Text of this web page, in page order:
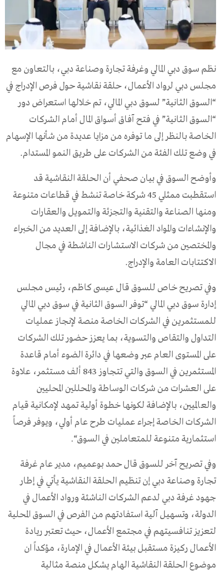
نظم سوق دبي المالي وغرفة تجارة وصناعة دبي، بالتعاون مع
مجلس دبي لرواد الأعمال، حلقة نقاشية حول فرص الإدراج في
“السوق الثانية” لسوق دبي المالي، تم خلالها استعراض دور
“السوق الثانية” في فتح آفاق أسواق المال أمام الشركات
الخاصة بالنظر إلى ما توفره من مزايا عديدة من شأنها الإسهام
في وضع تلك الفئة من الشركات على طريق النمو المستدام.
وأوضح السوق في بيان صحفي أن الحلقة النقاشية قد
استقطبت ممثلي 45 شركة خاصة تنشط في قطاعات متنوعة
ومنها الصناعة والتقنية والتجزئة والتمويل والعقارات
والإنشاءات والمواد الغذائية، بالإضافة إلى العديد من الخبراء
والمختصين من شركات الاستشارات الناشطة في مجال
الاكتتابات العامة والإدراج.
وفي تصريح خاص للسوق قال عيسى كاظم، رئيس مجلس
إدارة سوق دبي المالي “توفر السوق الثانية في سوق دبي المالي
للمستثمرين في الشركات الخاصة منصة لإنجاز عمليات
التداول والتقاص والتسوية، بما يعزز حضور تلك الشركات
على المستوى العام عبر وضعها في دائرة الضوء أمام قاعدة
المستثمرين في السوق والتي تتجاوز 843 ألف مستثمر، علاوة
على العشرات من شركات الوساطة والمحللين المحليين
والعالميين، بالإضافة لكونها خطوة أولية تمهد لإمكانية قيام
الشركات الخاصة إجراء عمليات طرح عام أولي، ويوفر فرصاً
استثمارية متنوعة للمتعاملين في السوق“.
وفي تصريح آخر للسوق قال حمد بوعميم، مدير عام غرفة
تجارة وصناعة دبي إن تنظيم الحلقة النقاشية يأتي في إطار
جهود غرفة دبي لدعم الشركات الناشئة ورواد الأعمال في
الدولة، وتسهيل آلية استفادتهم من الفرص في السوق المحلية
لتعزيز تنافسيتهم في مجتمع الأعمال، حيث تعتبر ريادة
الأعمال ركيزة مستقبل بيئة الأعمال في الإمارة، مؤكداً ان
موضوع الحلقة النقاشية الهام يشكل منصة مثالية